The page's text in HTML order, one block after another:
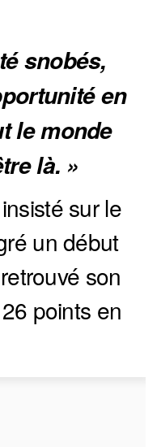
snobés,
en
le monde
là. »
sur le
un début
son
points en